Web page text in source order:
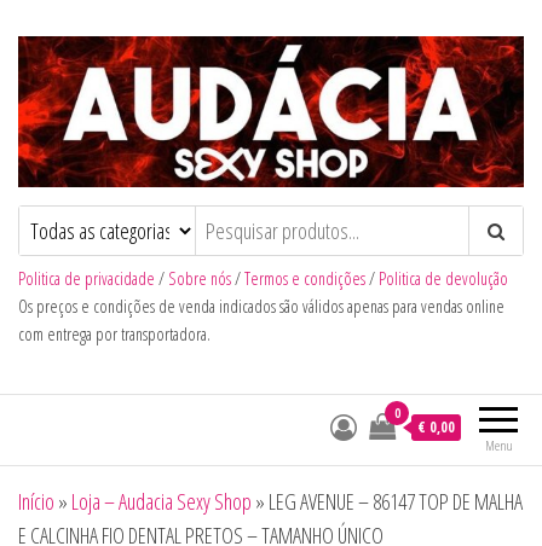
Audacia Sexy Shop
Politica de privacidade / Sobre nós/Termos e condições/ Politica de devolução
Os preços e condições de venda indicados são válidos apenas para vendas online
com entrega por transportadora.
Menu
0
€ 0,00
Início » Loja – Audacia Sexy Shop » LEG AVENUE – 86147 TOP DE MALHA
E CALCINHA FIO DENTAL PRETOS – TAMANHO ÚNICO